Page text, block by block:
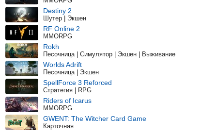
Destiny 2
Шутер | Экшен
RF Online 2
MMORPG
Rokh
Песочница | Симулятор | Экшен | Выживание
Worlds Adrift
Песочница | Экшен
SpellForce 3 Reforced
Стратегия | RPG
Riders of Icarus
MMORPG
GWENT: The Witcher Card Game
Карточная